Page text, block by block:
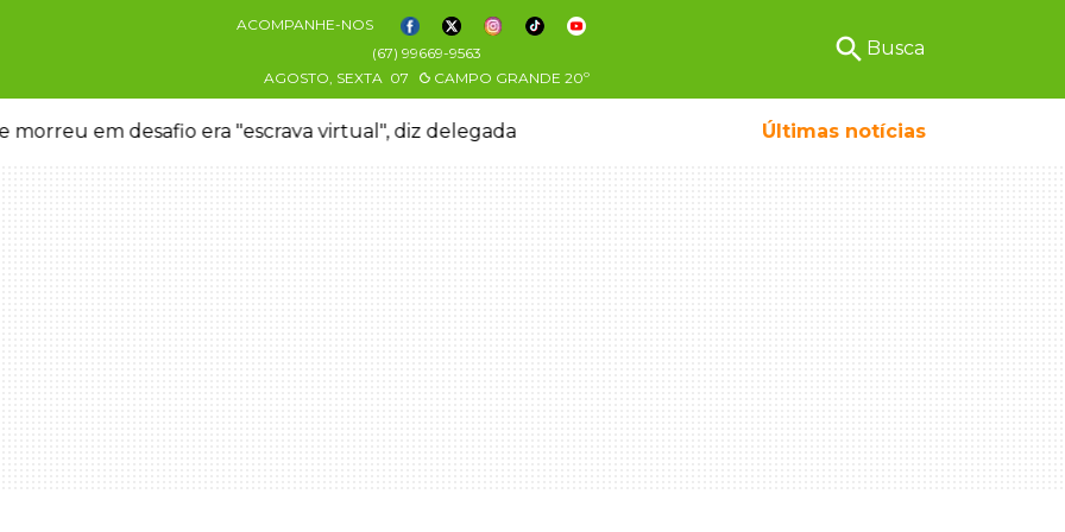
ACOMPANHE-NOS
(67) 99669-9563
AGOSTO, SEXTA 07 CAMPO GRANDE 20º
search Busca
morreu em desafio era "escrava virtual", diz delegada Últimas notícias